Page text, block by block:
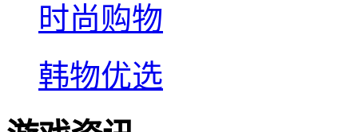
时尚购物
韩物优选